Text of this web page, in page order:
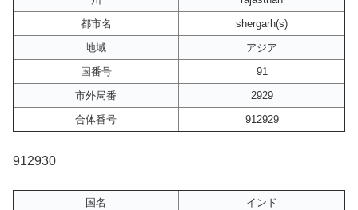
都市名
shergarh(s)
地域
アジア
国番号
91
市外局番
2929
合体番号
912929
912930
国名
インド